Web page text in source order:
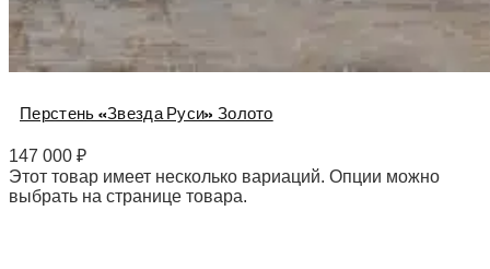
Перстень «Звезда Руси» Золото
147 000 ₽
Этот товар имеет несколько вариаций. Опции можно
выбрать на странице товара.